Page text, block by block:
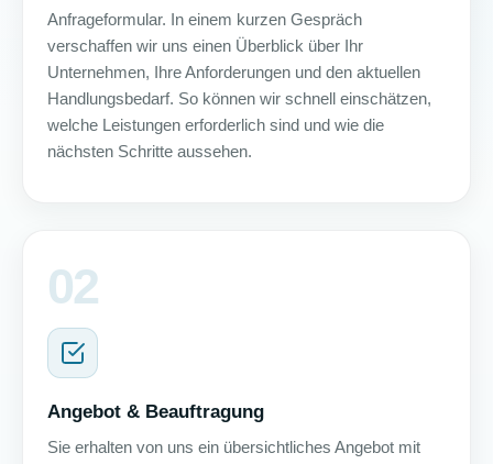
Anfrageformular. In einem kurzen Gespräch
verschaffen wir uns einen Überblick über Ihr
Unternehmen, Ihre Anforderungen und den aktuellen
Handlungsbedarf. So können wir schnell einschätzen,
welche Leistungen erforderlich sind und wie die
nächsten Schritte aussehen.
02
Angebot & Beauftragung
Sie erhalten von uns ein übersichtliches Angebot mit